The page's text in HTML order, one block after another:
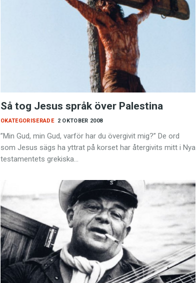
Så tog Jesus språk över Palestina
2 OKTOBER 2008
OKATEGORISERADE
”Min Gud, min Gud, varför har du övergivit mig?” De ord
som Jesus sägs ha yttrat på korset har återgivits mitt i Nya
testamentets grekiska…